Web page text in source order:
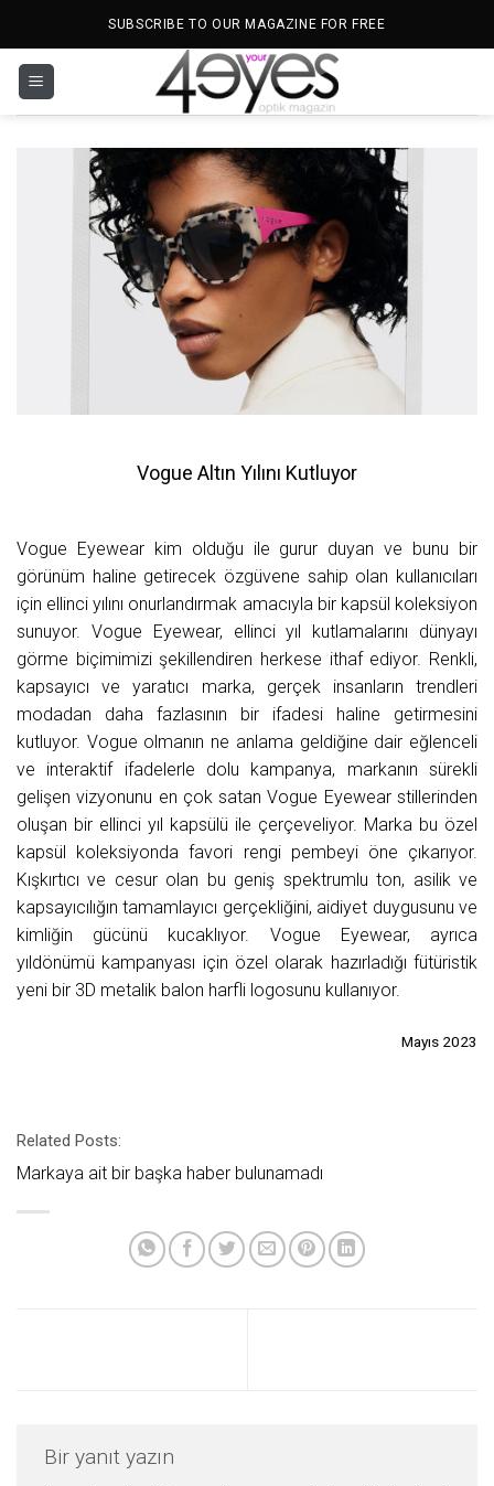
SUBSCRIBE TO OUR MAGAZINE FOR FREE
Vogue Altın Yılını Kutluyor
Vogue Eyewear kim olduğu ile gurur duyan ve bunu bir
görünüm haline getirecek özgüvene sahip olan kullanıcıları
için ellinci yılını onurlandırmak amacıyla bir kapsül koleksiyon
sunuyor. Vogue Eyewear, ellinci yıl kutlamalarını dünyayı
görme biçimimizi şekillendiren herkese ithaf ediyor. Renkli,
kapsayıcı ve yaratıcı marka, gerçek insanların trendleri
modadan daha fazlasının bir ifadesi haline getirmesini
kutluyor. Vogue olmanın ne anlama geldiğine dair eğlenceli
ve interaktif ifadelerle dolu kampanya, markanın sürekli
gelişen vizyonunu en çok satan Vogue Eyewear stillerinden
oluşan bir ellinci yıl kapsülü ile çerçeveliyor. Marka bu özel
kapsül koleksiyonda favori rengi pembeyi öne çıkarıyor.
Kışkırtıcı ve cesur olan bu geniş spektrumlu ton, asilik ve
kapsayıcılığın tamamlayıcı gerçekliğini, aidiyet duygusunu ve
kimliğin gücünü kucaklıyor. Vogue Eyewear, ayrıca
yıldönümü kampanyası için özel olarak hazırladığı fütüristik
yeni bir 3D metalik balon harfli logosunu kullanıyor.
Mayıs 2023
Related Posts:
Markaya ait bir başka haber bulunamadı
Bir yanıt yazın